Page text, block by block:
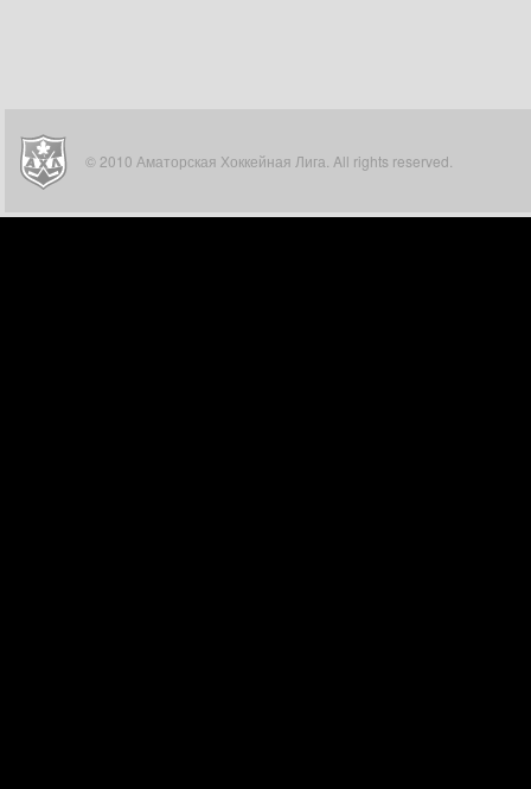
© 2010 Аматорская Хоккейная Лига. All rights reserved.